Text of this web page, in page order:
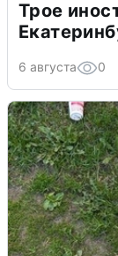
Трое
6 августа 0